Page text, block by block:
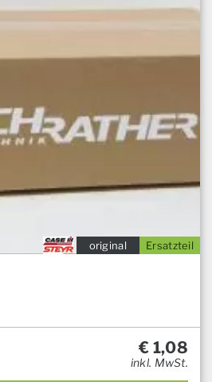
Ersatzteil
original
€ 1,08
inkl. MwSt.